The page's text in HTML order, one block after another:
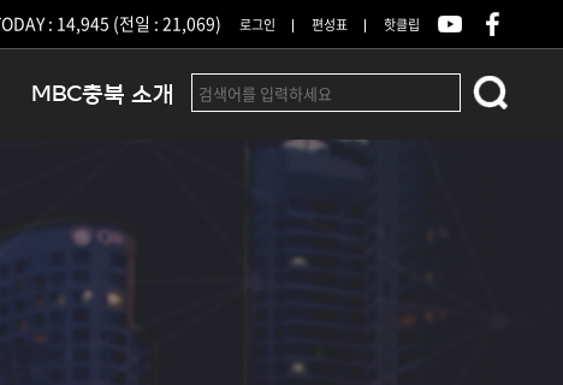
: 14,945 (전일 : 21,069) 로그인 편성표 핫클립
MBC충북 소개
조직 및 업무안내
광고안내